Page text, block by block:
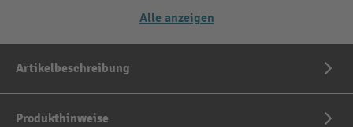
Alle anzeigen
Artikelbeschreibung
Produkthinweise